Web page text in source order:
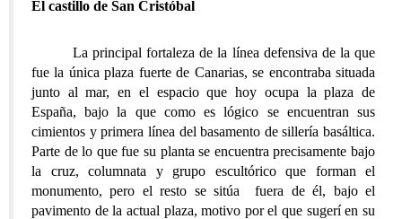
El castillo de San Cristóbal
La principal fortaleza de la línea defensiva de la que
fue la única plaza fuerte de Canarias, se encontraba situada
junto al mar, en el espacio que hoy ocupa la plaza de
España, bajo la que como es lógico se encuentran sus
cimientos y primera línea del basamento de sillería basáltica.
Parte de lo que fue su planta se encuentra precisamente bajo
la cruz, columnata y grupo escultórico que forman el
monumento, pero el resto se sitúa fuera de él, bajo el
pavimento de la actual plaza, motivo por el que sugerí en su